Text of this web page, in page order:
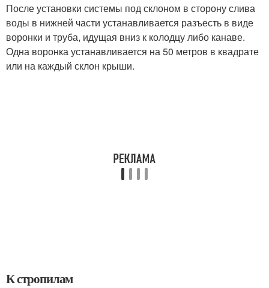
После установки системы под склоном в сторону слива
воды в нижней части устанавливается разъесть в виде
воронки и труба, идущая вниз к колодцу либо канаве.
Одна воронка устанавливается на 50 метров в квадрате
или на каждый склон крыши.
К стропилам